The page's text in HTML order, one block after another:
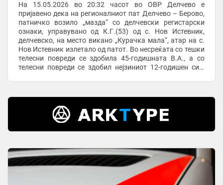
На 15.05.2026 во 20:32 часот во ОВР Делчево е
пријавено дека на регионалниот пат Делчево – Берово,
патничко возило „мазда“ со делчевски регистарски
ознаки, управувано од К.Г.(53) од с. Нов Истевник,
делчевско, на место викано „Курачка мала“, атар на с.
Нов Истевник излетало од патот. Во несреќата со тешки
телесни повреди се здобила 45-годишната В.А., а со
телесни повреди се здобил нејзиниот 12-годишен син,